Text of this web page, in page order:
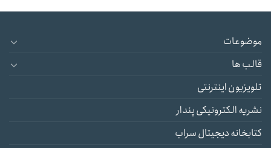
موضوعات
قالب ها
تلویزیون اینترنتی
نشریه الکترونیکی پندار
کتابخانه دیجیتال سراب